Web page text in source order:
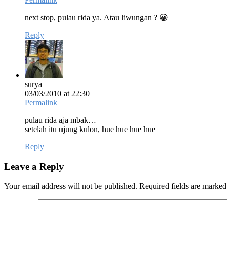
next stop, pulau rida ya. Atau liwungan ? 😀
Reply
surya
03/03/2010 at 22:30
Permalink
pulau rida aja mbak…
setelah itu ujung kulon, hue hue hue hue
Reply
Leave a Reply
Your email address will not be published. Required fields are marked